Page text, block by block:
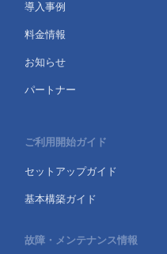
導入事例
料金情報
お知らせ
パートナー
ご利用開始ガイド
セットアップガイド
基本構築ガイド
故障・メンテナンス情報